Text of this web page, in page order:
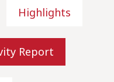
Highlights
Report